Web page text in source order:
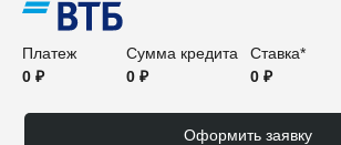
Платеж
0 ₽
Сумма кредита
0 ₽
Ставка*
0 ₽
Оформить заявку